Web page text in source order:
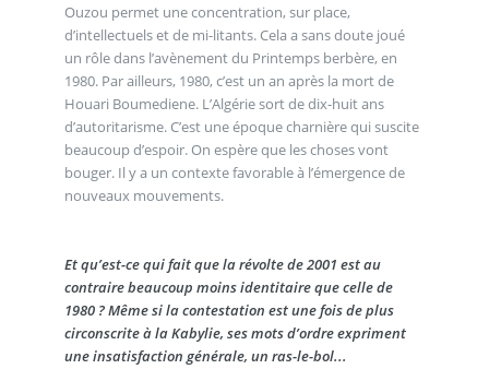
Ouzou permet une concentration, sur place,
d’intellectuels et de mi-litants. Cela a sans doute joué
un rôle dans l’avènement du Printemps berbère, en
1980. Par ailleurs, 1980, c’est un an après la mort de
Houari Boumediene. L’Algérie sort de dix-huit ans
d’autoritarisme. C’est une époque charnière qui suscite
beaucoup d’espoir. On espère que les choses vont
bouger. Il y a un contexte favorable à l’émergence de
nouveaux mouvements.
Et qu’est-ce qui fait que la révolte de 2001 est au
contraire beaucoup moins identitaire que celle de
1980 ? Même si la contestation est une fois de plus
circonscrite à la Kabylie, ses mots d’ordre expriment
une insatisfaction générale, un ras-le-bol...